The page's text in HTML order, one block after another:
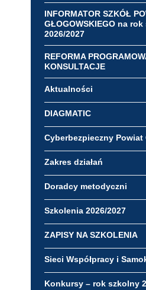
INFORMATOR SZKÓŁ
GŁOGOWSKIEGO na
2026/2027
REFORMA
KONSULTACJE
Aktualności
DIAGMATIC
Cyberbezpieczny Powiat
Zakres działań
Doradcy metodyczni
Szkolenia 2026/2027
ZAPISY NA SZKOLENIA
Sieci Współpracy i
Konkursy – rok szkolny